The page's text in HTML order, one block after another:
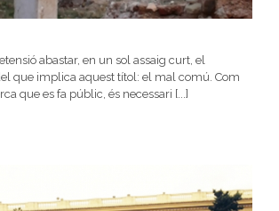
abastar, en un sol assaig curt, el
que implica aquest títol: el mal comú. Com
que es fa públic, és necessari [...]